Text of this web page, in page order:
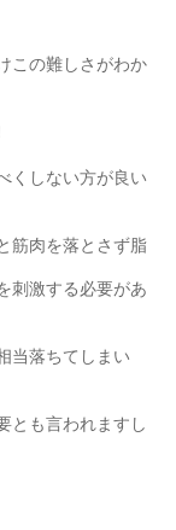
この難しさがわか
くしない方が良い
筋肉を落とさず脂
刺激する必要があ
当落ちてしまい
とも言われますし